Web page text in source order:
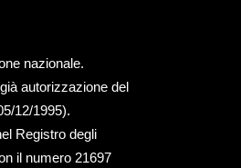
nazionale.
autorizzazione del
12/1995).
Registro degli
il numero 21697